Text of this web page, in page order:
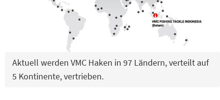
Aktuell werden VMC Haken in 97 Ländern, verteilt auf
5 Kontinente, vertrieben.